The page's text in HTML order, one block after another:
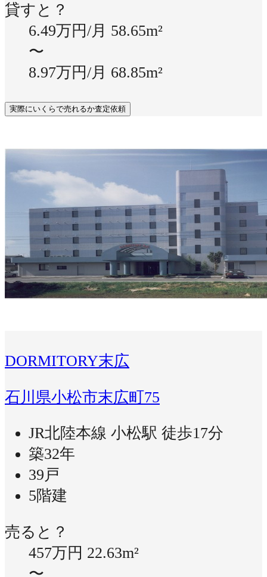
貸すと？
6.49万円/月 58.65m²
〜
8.97万円/月 68.85m²
実際にいくらで売れるか査定依頼
DORMITORY末広
石川県小松市末広町75
JR北陸本線 小松駅 徒歩17分
築32年
39戸
5階建
売ると？
457万円 22.63m²